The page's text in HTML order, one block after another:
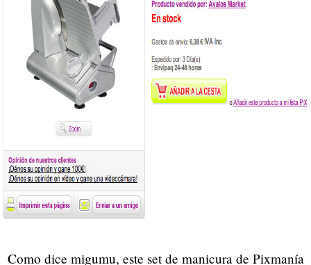
Como dice migumu, este set de manicura de Pixmanía